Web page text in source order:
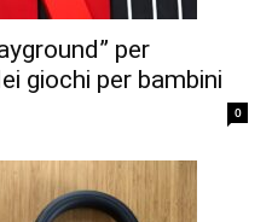
per
giochi per bambini
0